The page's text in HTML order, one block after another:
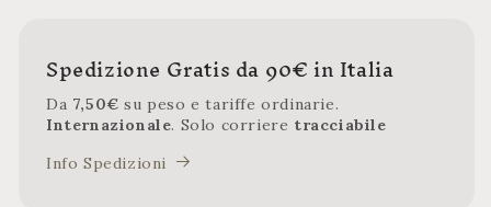
Spedizione Gratis da 90€ in Italia
Da 7,50€su peso e tariffe ordinarie.
Internazionale. Solo corriere tracciabile
Info Spedizioni